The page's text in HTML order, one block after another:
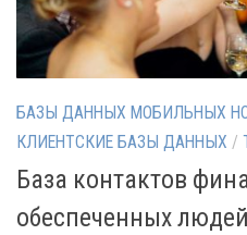
БАЗЫ ДАННЫХ МОБИЛЬНЫХ
КЛИЕНТСКИЕ БАЗЫ ДАННЫХ /
База контактов
обеспеченных